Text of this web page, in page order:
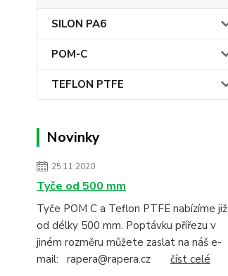
SILON PA6
POM-C
TEFLON PTFE
Novinky
25.11.2020
Tyče od 500 mm
Tyče POM C a Teflon PTFE nabízíme již
od délky 500 mm. Poptávku přířezu v
jiném rozměru můžete zaslat na náš e-
mail: rapera@rapera.cz číst celé